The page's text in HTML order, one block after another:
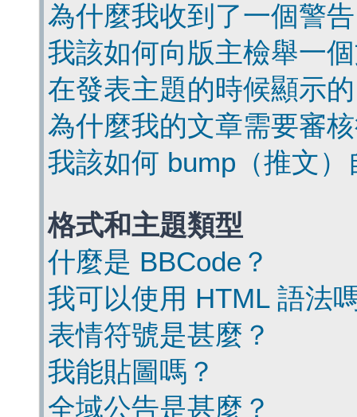
為什麼我收到了一個警
我該如何向版主檢舉一
在發表主題的時候顯示
為什麼我的文章需要審
我該如何 bump（推文
格式和主題類型
什麼是 BBCode？
我可以使用 HTML 語法
表情符號是甚麼？
我能貼圖嗎？
全域公告是甚麼？